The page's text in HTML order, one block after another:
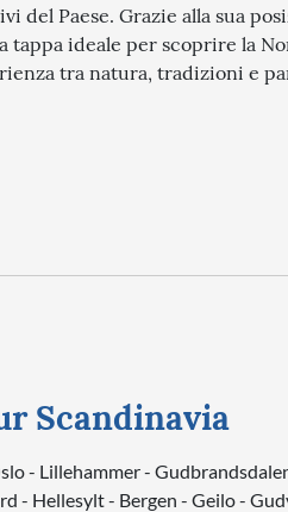
del Paese. Grazie alla sua
tappa ideale per scoprire la
tra natura, tradizioni e
Scandinavia
- Lillehammer -
- Hellesylt - Bergen - Geilo -